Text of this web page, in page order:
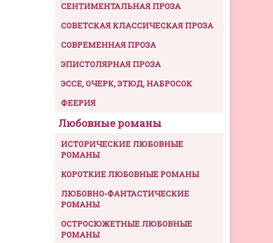
СЕНТИМЕНТАЛЬНАЯ ПРОЗА
СОВЕТСКАЯ КЛАССИЧЕСКАЯ ПРОЗА
СОВРЕМЕННАЯ ПРОЗА
ЭПИСТОЛЯРНАЯ ПРОЗА
ЭССЕ, ОЧЕРК, ЭТЮД, НАБРОСОК
ФЕЕРИЯ
Любовные романы
ИСТОРИЧЕСКИЕ ЛЮБОВНЫЕ
РОМАНЫ
КОРОТКИЕ ЛЮБОВНЫЕ РОМАНЫ
ЛЮБОВНО-ФАНТАСТИЧЕСКИЕ
РОМАНЫ
ОСТРОСЮЖЕТНЫЕ ЛЮБОВНЫЕ
РОМАНЫ